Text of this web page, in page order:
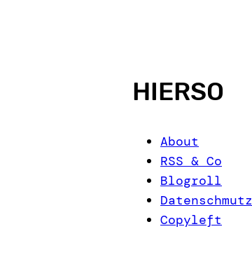
HIERSO
About
RSS & Co
Blogroll
Datenschmutz
Copyleft